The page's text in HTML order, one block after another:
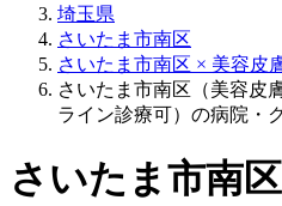
埼玉県
さいたま市南区
さいたま市南区 × 美容皮
さいたま市南区（美容皮
ライン診療可）の病院・
さいたま市南区